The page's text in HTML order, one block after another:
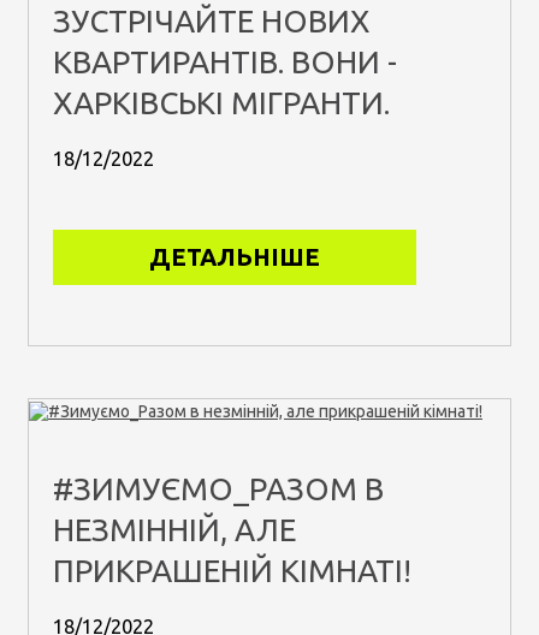
ЗУСТРІЧАЙТЕ НОВИХ
КВАРТИРАНТІВ. ВОНИ -
ХАРКІВСЬКІ МІГРАНТИ.
18/12/2022
ДЕТАЛЬНІШЕ
#ЗИМУЄМО_РАЗОМ В
НЕЗМІННІЙ, АЛЕ
ПРИКРАШЕНІЙ КІМНАТІ!
18/12/2022